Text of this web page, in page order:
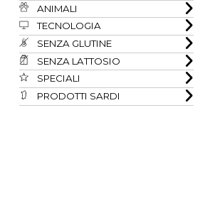
ANIMALI
TECNOLOGIA
SENZA GLUTINE
SENZA LATTOSIO
SPECIALI
PRODOTTI SARDI